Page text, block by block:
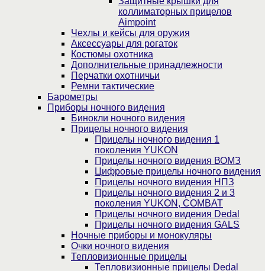
коллиматорных прицелов
Aimpoint
Чехлы и кейсы для оружия
Аксессуары для рогаток
Костюмы охотника
Дополнительные принадлежности
Перчатки охотничьи
Ремни тактические
Барометры
Приборы ночного видения
Бинокли ночного видения
Прицелы ночного видения
Прицелы ночного видения 1
поколения YUKON
Прицелы ночного видения ВОМЗ
Цифровые прицелы ночного видения
Прицелы ночного видения НПЗ
Прицелы ночного видения 2 и 3
поколения YUKON, COMBAT
Прицелы ночного видения Dedal
Прицелы ночного видения GALS
Ночные приборы и монокуляры
Очки ночного видения
Тепловизионные прицелы
Тепловизионные прицелы Dedal